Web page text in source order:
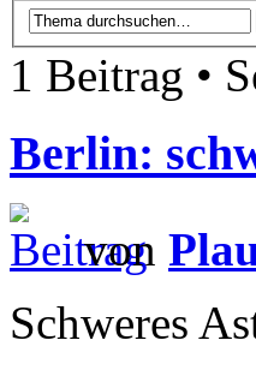
1 Beitrag •
Berlin:
von
Schweres